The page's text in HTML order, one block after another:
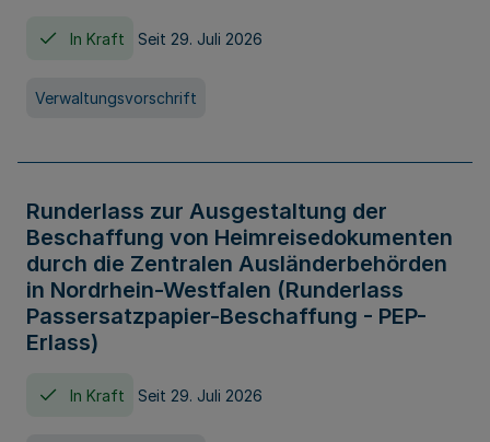
In Kraft Seit 29. Juli 2026
Verwaltungsvorschrift
Runderlass zur Ausgestaltung der
Beschaffung von Heimreisedokumenten
durch die Zentralen Ausländerbehörden
in Nordrhein-Westfalen (Runderlass
Passersatzpapier-Beschaffung - PEP-
Erlass)
In Kraft Seit 29. Juli 2026